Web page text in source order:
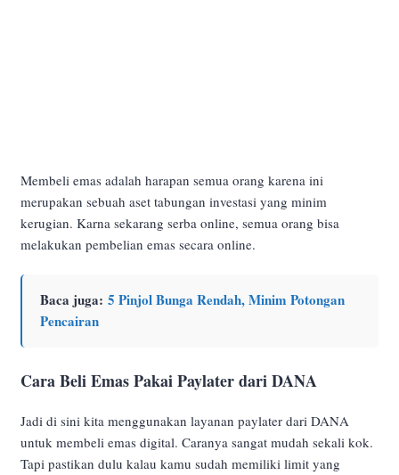
Membeli emas adalah harapan semua orang karena ini
merupakan sebuah aset tabungan investasi yang minim
kerugian. Karna sekarang serba online, semua orang bisa
melakukan pembelian emas secara online.
Baca juga: 5 Pinjol Bunga Rendah, Minim Potongan
Pencairan
Cara Beli Emas Pakai Paylater dari DANA
Jadi di sini kita menggunakan layanan paylater dari DANA
untuk membeli emas digital. Caranya sangat mudah sekali kok.
Tapi pastikan dulu kalau kamu sudah memiliki limit yang